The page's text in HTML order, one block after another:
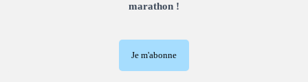
marathon !
Je m'abonne